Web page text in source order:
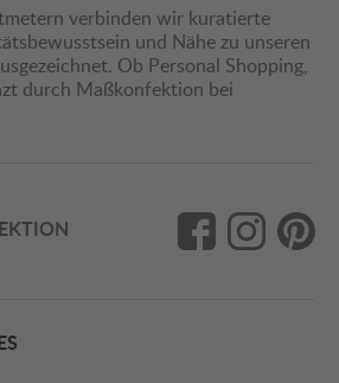
verbinden wir kuratierte
und Nähe zu unseren
Ob Personal Shopping,
durch Maßkonfektion bei